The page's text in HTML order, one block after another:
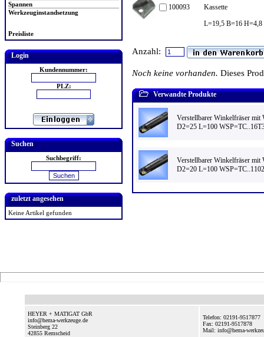
Spannen
Werkzeuginstandsetzung
Preisliste
Login
Kundennummer:
PLZ:
Suchen
Suchbegriff:
zuletzt angesehen
Keine Artikel gefunden
100093
Kassette
L=19,5 B=16 H=4,8
Anzahl:
Noch keine vorhanden. Dieses
Verwandte Produkte
Verstellbarer Winkelfräser
D2=25 L=100
Verstellbarer Winkelfräser
D2=20 L=100 WSP=TC..1102
HEYER + MATIGAT GbR
info@hema-werkzeuge.de
Steinberg 22
42855 Remscheid
Telefon: 02191-9517877
Fax: 02191-9517878
Mail: info@hema-